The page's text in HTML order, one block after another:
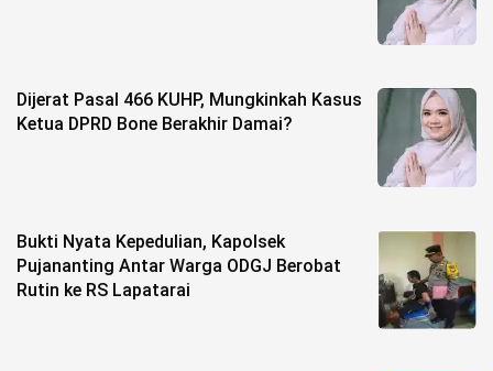
Dijerat Pasal 466 KUHP, Mungkinkah Kasus
Ketua DPRD Bone Berakhir Damai?
Bukti Nyata Kepedulian, Kapolsek
Pujananting Antar Warga ODGJ Berobat
Rutin ke RS Lapatarai